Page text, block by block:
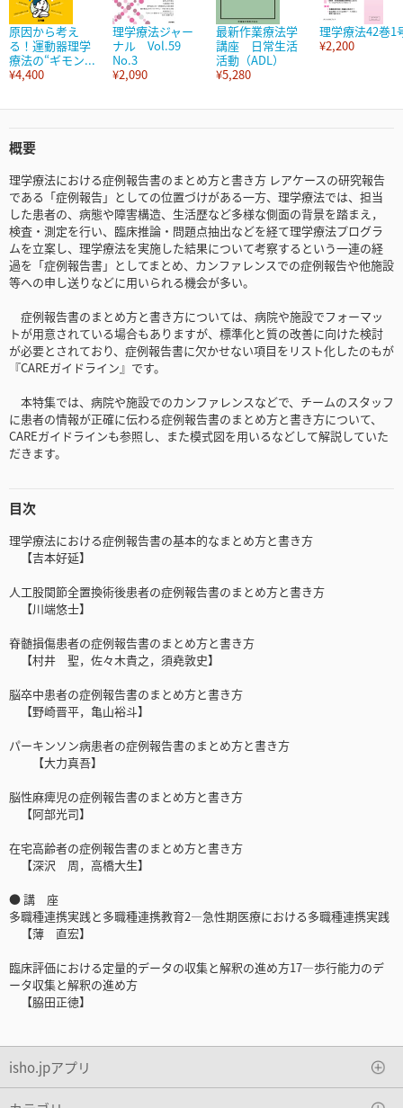
原因から考え
る！運動器理学
療法の“ギモン...
¥4,400
理学療法ジャー
ナル Vol.59
No.3
¥2,090
最新作業療法学
講座 日常生活
活動（ADL）
¥5,280
理学療法42巻1
¥2,200
概要
理学療法における症例報告書のまとめ方と書き方 レアケースの研究報告
である「症例報告」としての位置づけがある一方、理学療法では、担当
した患者の、病態や障害構造、生活歴など多様な側面の背景を踏まえ，
検査・測定を行い、臨床推論・問題点抽出などを経て理学療法プログラ
ムを立案し、理学療法を実施した結果について考察するという一連の経
過を「症例報告書」としてまとめ、カンファレンスでの症例報告や他施設
等への申し送りなどに用いられる機会が多い。
症例報告書のまとめ方と書き方については、病院や施設でフォーマッ
トが用意されている場合もありますが、標準化と質の改善に向けた検討
が必要とされており、症例報告書に欠かせない項目をリスト化したのもが
『CAREガイドライン』です。
本特集では、病院や施設でのカンファレンスなどで、チームのスタッフ
に患者の情報が正確に伝わる症例報告書のまとめ方と書き方について、
CAREガイドラインも参照し、また模式図を用いるなどして解説していた
だきます。
目次
理学療法における症例報告書の基本的なまとめ方と書き方
【吉本好延】
人工股関節全置換術後患者の症例報告書のまとめ方と書き方
【川端悠士】
脊髄損傷患者の症例報告書のまとめ方と書き方
【村井 聖，佐々木貴之，須堯敦史】
脳卒中患者の症例報告書のまとめ方と書き方
【野崎晋平，亀山裕斗】
パーキンソン病患者の症例報告書のまとめ方と書き方
【大力真吾】
脳性麻痺児の症例報告書のまとめ方と書き方
【阿部光司】
在宅高齢者の症例報告書のまとめ方と書き方
【深沢 周，高橋大生】
● 講 座
多職種連携実践と多職種連携教育2―急性期医療における多職種連携実践
【薄 直宏】
臨床評価における定量的データの収集と解釈の進め方17―歩行能力のデ
ータ収集と解釈の進め方
【脇田正徳】
isho.jpアプリ